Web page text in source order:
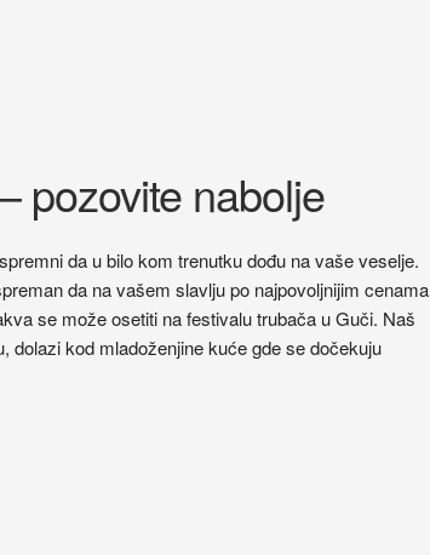
pozovite nabolje
da u bilo kom trenutku dođu na vaše veselje.
da na vašem slavlju po najpovoljnijim cenama
se može osetiti na festivalu trubača u Guči. Naš
dolazi kod mladoženjine kuće gde se dočekuju